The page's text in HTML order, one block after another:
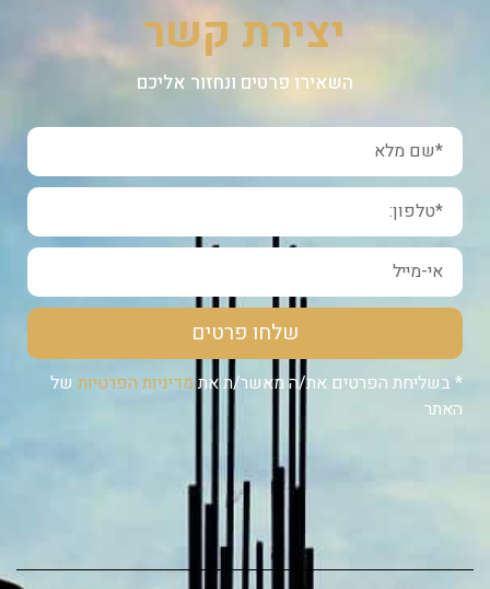
יצירת קשר
השאירו פרטים ונחזור אליכם
שלחו פרטים
* בשליחת הפרטים את/ה מאשר/ת אתמדיניות הפרטיות של
האתר